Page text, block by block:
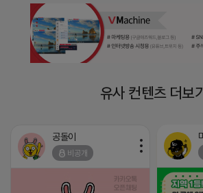
유사 컨텐츠 더보기
공돌이
비공개